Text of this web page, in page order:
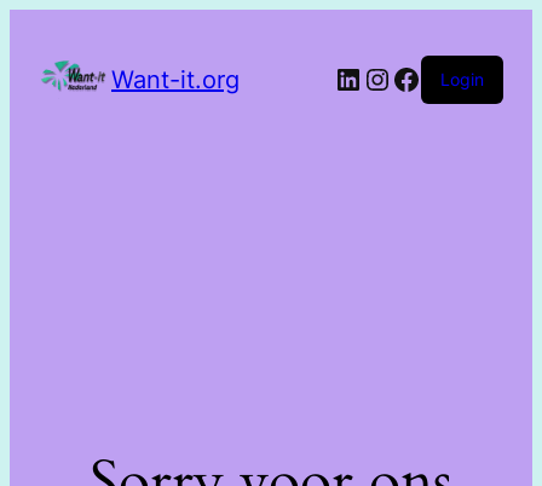
Want-it.org Login